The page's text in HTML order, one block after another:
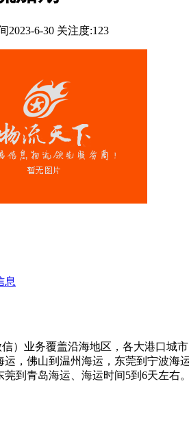
2023-6-30 关注度:123
息
）业务覆盖沿海地区，各大港口城市
，佛山到温州海运，东莞到宁波
到青岛海运、海运时间5到6天左右。